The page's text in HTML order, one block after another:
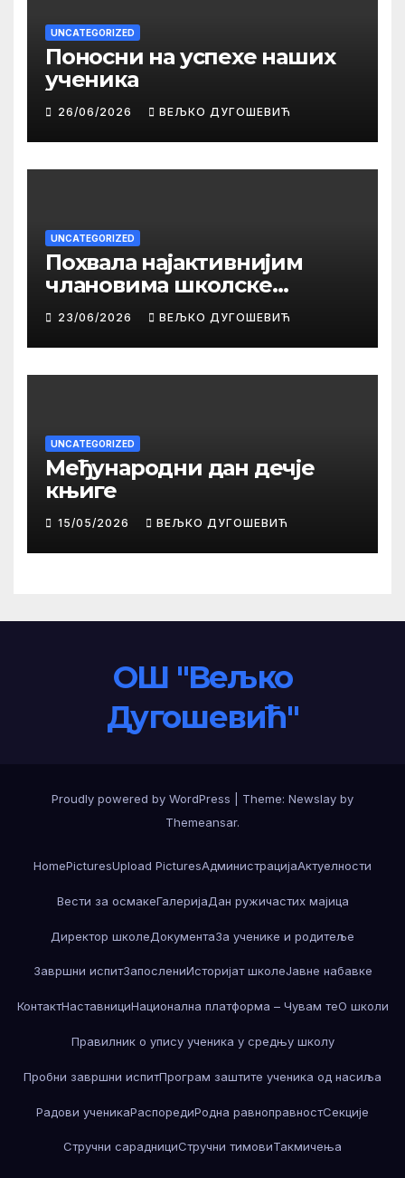
UNCATEGORIZED
Поносни на успехе наших
ученика
26/06/2026 ВЕЉКО ДУГОШЕВИЋ
UNCATEGORIZED
Похвала најактивнијим
члановима школске
библиотеке
23/06/2026 ВЕЉКО ДУГОШЕВИЋ
UNCATEGORIZED
Међународни дан дечје
књиге
15/05/2026 ВЕЉКО ДУГОШЕВИЋ
ОШ "Вељко
Дугошевић"
Proudly powered by WordPress Theme: Newslay by
Themeansar.
HomePicturesUpload PicturesАдминистрацијаАктуелности
Вести за осмакеГалеријаДан ружичастих мајица
Директор школеДокументаЗа ученике и родитеље
Завршни испитЗапослениИсторијат школеЈавне набавке
КонтактНаставнициНационална платформа – Чувам теО школи
Правилник о упису ученика у средњу школу
Пробни завршни испитПрограм заштите ученика од насиља
Радови ученикаРаспоредиРодна равноправностСекције
Стручни сараднициСтручни тимовиТакмичења